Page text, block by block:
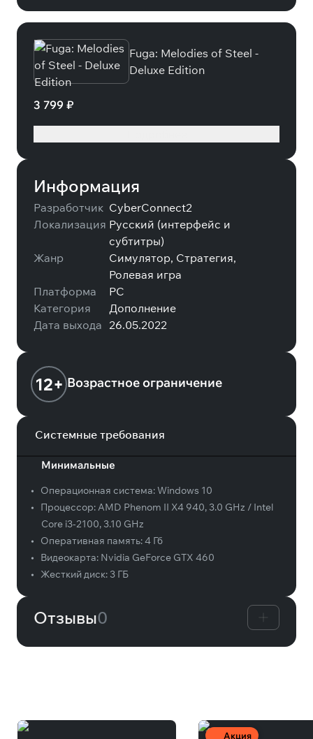
Fuga: Melodies of Steel -
Deluxe Edition
3 799 ₽
Информация
Разработчик CyberConnect2
Локализация Русский (интерфейс и
субтитры)
Жанр
Симулятор, Стратегия,
Ролевая игра
Платформа
PC
Категория
Дополнение
Дата выхода 26.05.2022
12+ Возрастное ограничение
Системные требования
Минимальные
• Операционная система:Windows 10
•
Процессор:AMD Phenom II X4 940, 3.0 GHz / Intel
Core i3-2100, 3.10 GHz
•
Оперативная память:4 Гб
•
Видеокарта: Nvidia GeForce GTX 460
•
Жесткий диск: 3 ГБ
Отзывы0
Акция